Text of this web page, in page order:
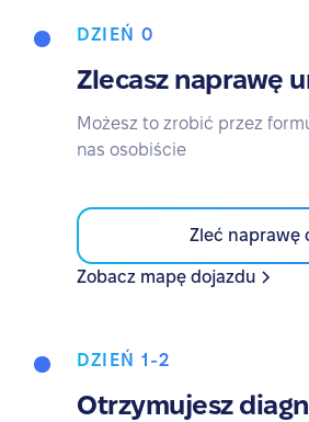
DZIEŃ 0
Zlecasz naprawę
Możesz to zrobić przez
nas osobiście
Zleć naprawę
Zobacz mapę dojazdu
DZIEŃ 1-2
Otrzymujesz